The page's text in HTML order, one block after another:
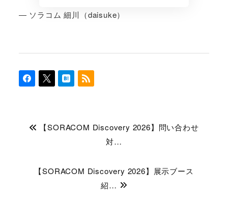
― ソラコム 細川（daisuke）
【SORACOM Discovery 2026】問い合わせ
対…
【SORACOM Discovery 2026】展示ブース
紹…